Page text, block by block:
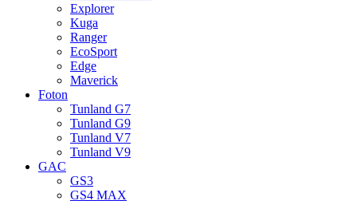
Explorer
Kuga
Ranger
EcoSport
Edge
Maverick
Foton
Tunland G7
Tunland G9
Tunland V7
Tunland V9
GAC
GS3
GS4 MAX